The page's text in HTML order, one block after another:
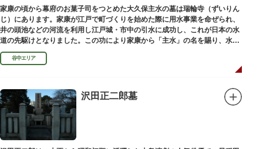
家康の頃から幕府のお菓子司をつとめた大久保主水の墓は瑞輪寺（ずいりん
じ）にあります。家康が江戸で町づくりを始めた際に用水事業を命ぜられ、
井の頭池などの河流を利用し江戸城・市中の引水に成功し、これが日本の水
道の先駆けとなりました。この功により家康から「主水」の名を賜り、水は
濁らざるを尊しとして「もんと」と読むようになったといわれます。
谷中エリア
沢田正二郎墓